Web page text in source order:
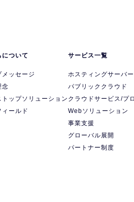
について
メッセージ
念
トップソリューション
ィールド
サービス一覧
ホスティングサーバー
パブリッククラウド
クラウドサービス/プ
Webソリューション
事業支援
グローバル展開
パートナー制度